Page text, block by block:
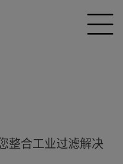
整合工业过滤解决